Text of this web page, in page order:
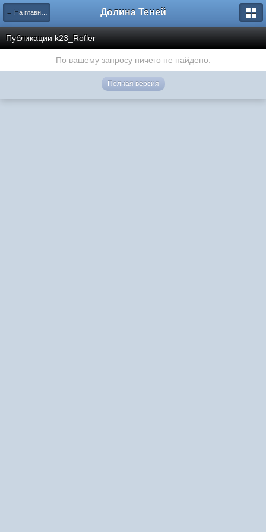
← На главную Долина Теней
Публикации k23_Rofler
По вашему запросу ничего не найдено.
Полная версия